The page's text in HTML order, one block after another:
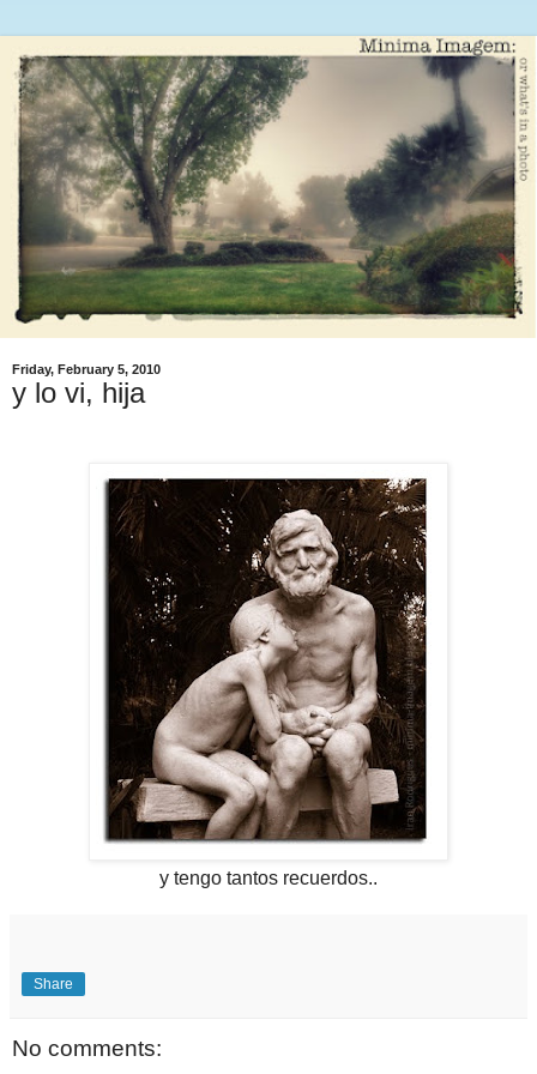
Friday, February 5, 2010
y lo vi, hija
y tengo tantos recuerdos..
Share
No comments: